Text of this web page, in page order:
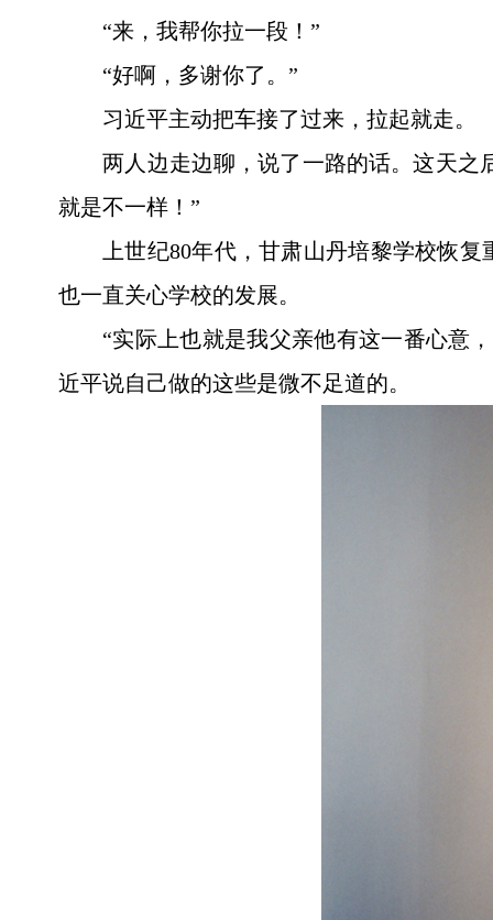
“来，我帮你拉一段！”
“好啊，多谢你了。”
习近平主动把车接了过来，拉起就走。
两人边走边聊，说了一路的话。这天之
就是不一样！”
上世纪80年代，甘肃山丹培黎学校恢
也一直关心学校的发展。
“实际上也就是我父亲他有这一番心意
近平说自己做的这些是微不足道的。